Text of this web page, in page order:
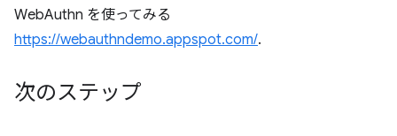
WebAuthn を使ってみる
https://webauthndemo.appspot.com/.
次のステップ